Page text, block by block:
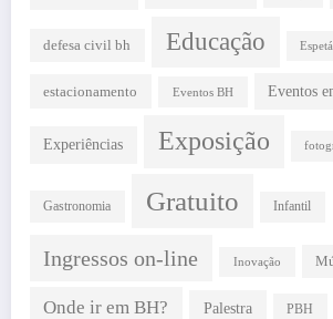
defesa civil bh Educação
estacionamento Eventos BH Eventos
Experiências Exposição
Gastronomia Gratuito Infantil
Ingressos on-line Inovação
Onde ir em BH? Palestra PBH